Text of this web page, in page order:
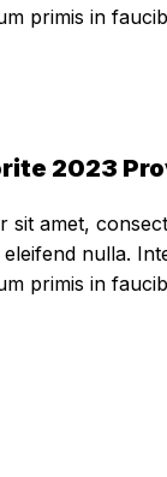
primis in
2023
sit amet,
nulla.
primis in